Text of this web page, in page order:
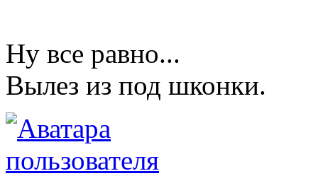
Ну все равно...
Вылез из под шконки.